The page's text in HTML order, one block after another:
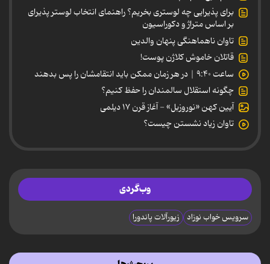
برای پذیرایی چه لوستری بخریم؟ راهنمای انتخاب لوستر پذیرای
بر اساس متراژ و دکوراسیون
تاوان ناهماهنگی پنهان والدین
قاتلان خاموش کلاژن پوست!
ساعت ۹:۴۰ | در هر زمان ممکن باید انتقامشان را پس بدهند
چگونه استقلال سالمندان را حفظ کنیم؟
آیین کهن «نوروزبل» - آغاز قرن ۱۷ دیلمی
تاوان زیاد نشستن چیست؟
وب‌گردی
سرویس خواب نوزاد زیورآلات پاندورا